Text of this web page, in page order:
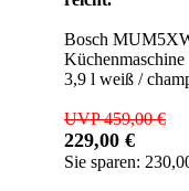
Bosch
3,9 l weiß /
UVP 459,00 €
229,00 €
Sie sparen: